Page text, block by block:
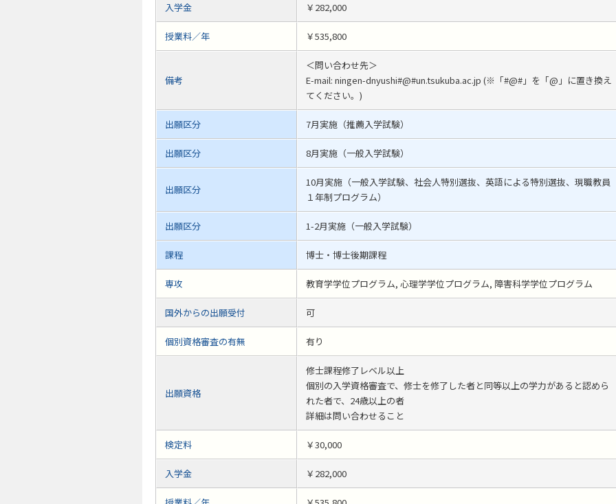
入学金 ￥282,000
授業料／年 ￥535,800
備考
＜問い合わせ先＞
E-mail: ningen-dnyushi#@#un.tsukuba.ac.jp (※「#@#」を「@」に置き換え
てください。)
出願区分 7月実施（推薦入学試験）
出願区分 8月実施（一般入学試験）
出願区分
10月実施（一般入学試験、社会人特別選抜、英語による特別選抜、現職教員
１年制プログラム）
出願区分 1-2月実施（一般入学試験）
課程 博士・博士後期課程
専攻 教育学学位プログラム, 心理学学位プログラム, 障害科学学位プログラム
国外からの出願受付 可
個別資格審査の有無 有り
出願資格
修士課程修了レベル以上
個別の入学資格審査で、修士を修了した者と同等以上の学力があると認めら
れた者で、24歳以上の者
詳細は問い合わせること
検定料 ￥30,000
入学金 ￥282,000